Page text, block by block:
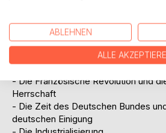
unter die Lupe genommen.
In insgesamt 7 Kapiteln werden
Themenbereiche abgedeckt:
- Die Französische Revolution und
Herrschaft
- Die Zeit des Deutschen Bundes
deutschen Einigung
ABLEHNEN
ALLE